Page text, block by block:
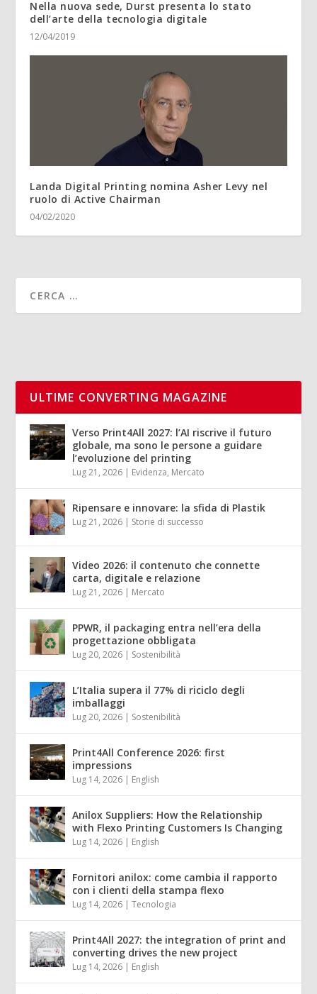
Nella nuova sede, Durst presenta lo stato
dell’arte della tecnologia digitale
12/04/2019
Landa Digital Printing nomina Asher Levy nel
ruolo di Active Chairman
04/02/2020
ULTIME CONVERTING MAGAZINE
Verso Print4All 2027: l’AI riscrive il futuro
globale, ma sono le persone a guidare
l’evoluzione del printing
Lug 21, 2026 | Evidenza, Mercato
Ripensare e innovare: la sfida di Plastik
Lug 21, 2026 | Storie di successo
Video 2026: il contenuto che connette
carta, digitale e relazione
Lug 21, 2026 | Mercato
PPWR, il packaging entra nell’era della
progettazione obbligata
Lug 20, 2026 | Sostenibilità
L’Italia supera il 77% di riciclo degli
imballaggi
Lug 20, 2026 | Sostenibilità
Print4All Conference 2026: first
impressions
Lug 14, 2026 | English
Anilox Suppliers: How the Relationship
with Flexo Printing Customers Is Changing
Lug 14, 2026 | English
Fornitori anilox: come cambia il rapporto
con i clienti della stampa flexo
Lug 14, 2026 |Tecnologia
Print4All 2027: the integration of print and
converting drives the new project
Lug 14, 2026 | English